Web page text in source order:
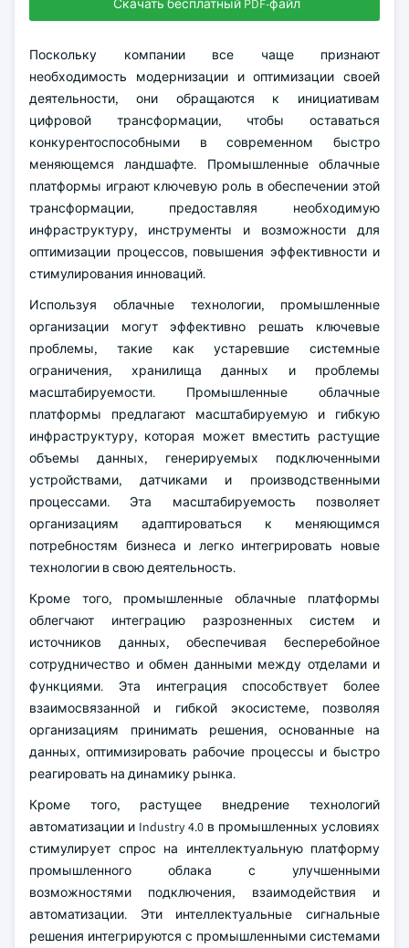
Скачать бесплатный PDF-файл
Поскольку компании все чаще признают
необходимость модернизации и оптимизации своей
деятельности, они обращаются к инициативам
цифровой трансформации, чтобы оставаться
конкурентоспособными в современном быстро
меняющемся ландшафте. Промышленные облачные
платформы играют ключевую роль в обеспечении этой
трансформации, предоставляя необходимую
инфраструктуру, инструменты и возможности для
оптимизации процессов, повышения эффективности и
стимулирования инноваций.
Используя облачные технологии, промышленные
организации могут эффективно решать ключевые
проблемы, такие как устаревшие системные
ограничения, хранилища данных и проблемы
масштабируемости. Промышленные облачные
платформы предлагают масштабируемую и гибкую
инфраструктуру, которая может вместить растущие
объемы данных, генерируемых подключенными
устройствами, датчиками и производственными
процессами. Эта масштабируемость позволяет
организациям адаптироваться к меняющимся
потребностям бизнеса и легко интегрировать новые
технологии в свою деятельность.
Кроме того, промышленные облачные платформы
облегчают интеграцию разрозненных систем и
источников данных, обеспечивая бесперебойное
сотрудничество и обмен данными между отделами и
функциями. Эта интеграция способствует более
взаимосвязанной и гибкой экосистеме, позволяя
организациям принимать решения, основанные на
данных, оптимизировать рабочие процессы и быстро
реагировать на динамику рынка.
Кроме того, растущее внедрение технологий
автоматизации и Industry 4.0 в промышленных условиях
стимулирует спрос на интеллектуальную платформу
промышленного облака с улучшенными
возможностями подключения, взаимодействия и
автоматизации. Эти интеллектуальные сигнальные
решения интегрируются с промышленными системами